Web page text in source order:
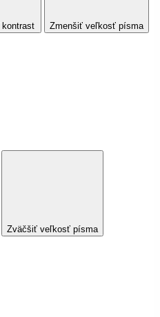
kontrast Zmenšiť veľkosť písma
Zväčšiť veľkosť písma